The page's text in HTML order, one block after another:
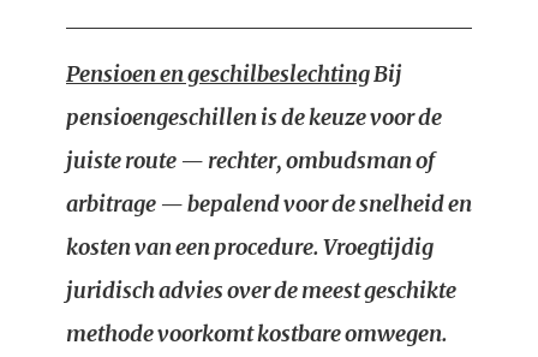
Pensioen en geschilbeslechtingBij
pensioengeschillen is de keuze voor de
juiste route — rechter, ombudsman of
arbitrage — bepalend voor de snelheid en
kosten van een procedure. Vroegtijdig
juridisch advies over de meest geschikte
methode voorkomt kostbare omwegen.